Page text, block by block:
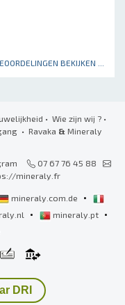
BEKIJKEN ...
• Wie zijn wij ? •
• Ravaka & Mineraly
07 67 76 45 88
mineraly.fr
mineraly.com.de •
• mineraly.pt •
DRI